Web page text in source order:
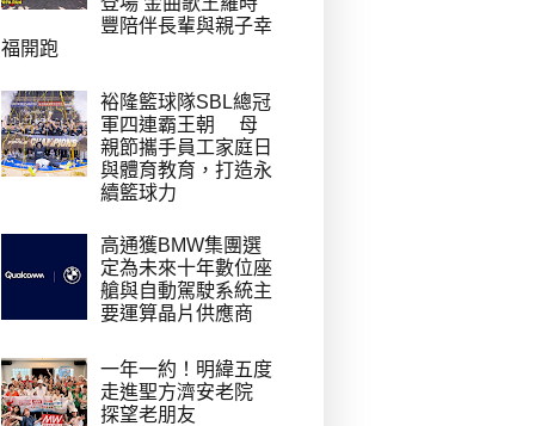
豐陪伴長輩與親子幸
福開跑
裕隆籃球隊SBL總冠
軍四連霸王朝 母
親節攜手員工家庭日
與體育教育，打造永
續籃球力
高通獲BMW集團選
定為未來十年數位座
艙與自動駕駛系統主
要運算晶片供應商
一年一約！明緯五度
走進聖方濟安老院
探望老朋友